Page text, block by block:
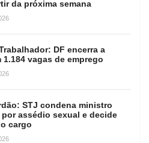
da próxima semana
DF encerra a
1.184 vagas de emprego
STJ condena ministro
por assédio sexual e decide
cargo